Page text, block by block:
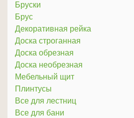
Бруски
Брус
Декоративная рейка
Доска строганная
Доска обрезная
Доска необрезная
Мебельный щит
Плинтусы
Все для лестниц
Все для бани